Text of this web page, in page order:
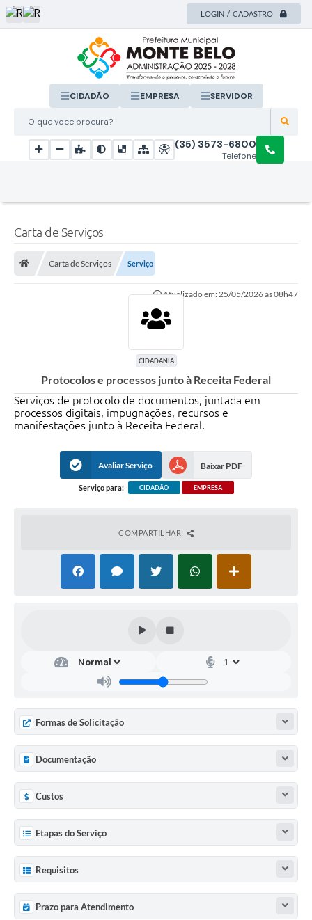
LOGIN / CADASTRO
O que voce procura?
CIDADÃO EMPRESA SERVIDOR
Telefone
(35) 3573-6800
Carta de Serviços
Carta de Serviços Serviço
Atualizado em: 25/05/2026 às 08h47
CIDADANIA
Protocolos e processos junto à Receita Federal
Serviços de protocolo de documentos, juntada em
processos digitais, impugnações, recursos e
manifestações junto à Receita Federal.
Avaliar Serviço Baixar PDF
Serviço para: CIDADÃO EMPRESA
COMPARTILHAR
Formas de Solicitação
Documentação
Custos
Etapas do Serviço
Requisitos
Prazo para Atendimento